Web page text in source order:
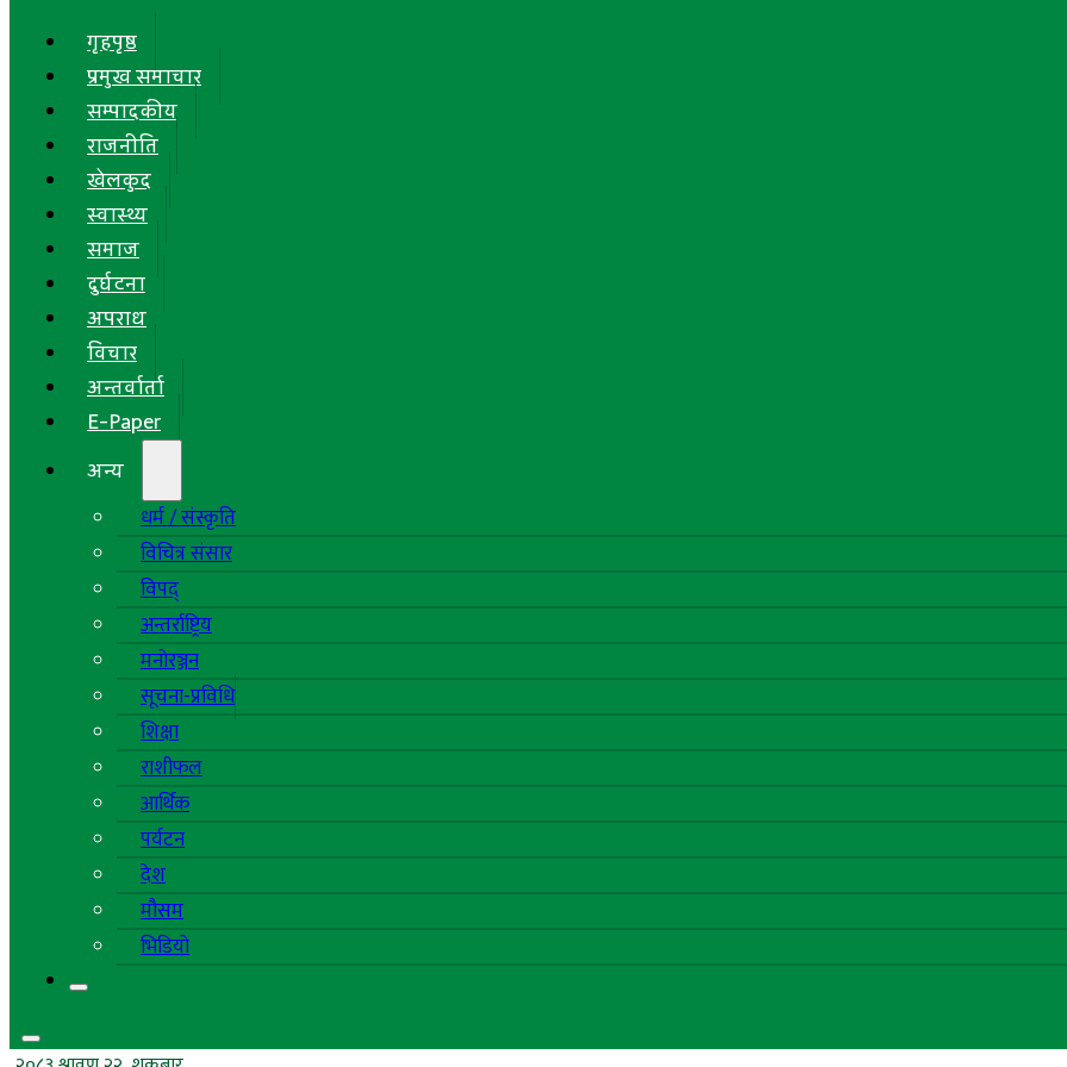
गृहपृष्ठ
प्रमुख समाचार
सम्पादकीय
राजनीति
खेलकुद
स्वास्थ्य
समाज
दुर्घटना
अपराध
विचार
अन्तर्वार्ता
E-Paper
अन्य
धर्म / संस्कृति
विचित्र संसार
विपद्
अन्तर्राष्ट्रिय
मनोरञ्जन
सूचना-प्रविधि
शिक्षा
राशीफल
आर्थिक
पर्यटन
देश
मौसम
भिडियो